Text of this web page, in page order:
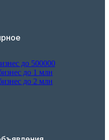
до 500000
до 1 млн
до 2 млн